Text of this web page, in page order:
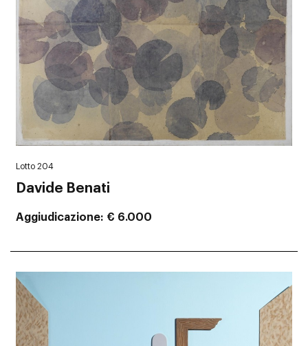
Lotto 204
Davide Benati
Aggiudicazione € 6.000